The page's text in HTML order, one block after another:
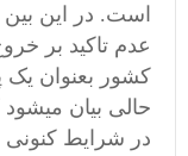
است. در این
عدم تاکید بر
کشور بعنوان
حالی بیان
در شرایط کنونی